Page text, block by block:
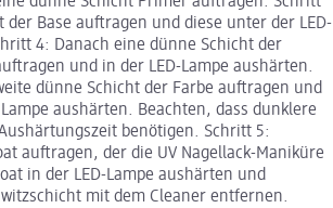
der Base auftragen und diese unter der LED-
4: Danach eine dünne Schicht der
und in der LED-Lampe aushärten.
dünne Schicht der Farbe auftragen und
aushärten. Beachten, dass dunklere
benötigen. Schritt 5:
auftragen, der die UV Nagellack-Maniküre
in der LED-Lampe aushärten und
mit dem Cleaner entfernen.